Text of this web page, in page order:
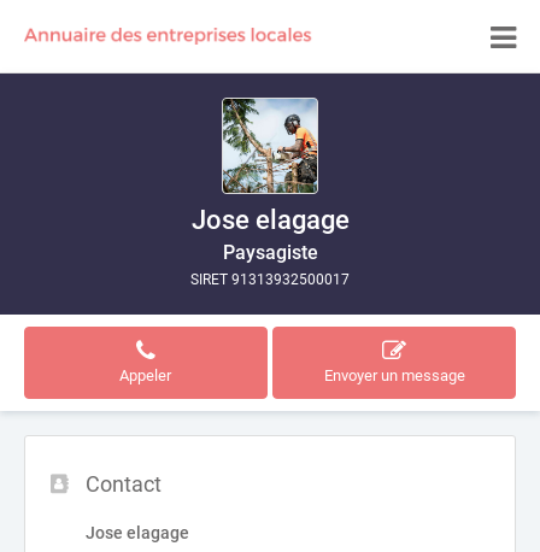
Jose elagage
Paysagiste
SIRET 91313932500017
Appeler Envoyer un message
Contact
Jose elagage